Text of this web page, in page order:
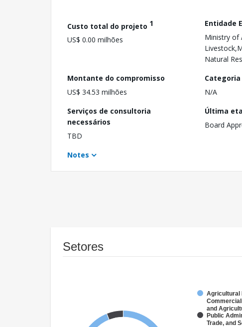
Custo total do projeto 1
US$ 0.00 milhões
Entidade
Ministry of
Natural
Montante do compromisso
US$ 34.53 milhões
N/A
Serviços de consultoria
necessários
TBD
Última
Board
Notes
Setores
Agricultural
and
Public
Trade, and